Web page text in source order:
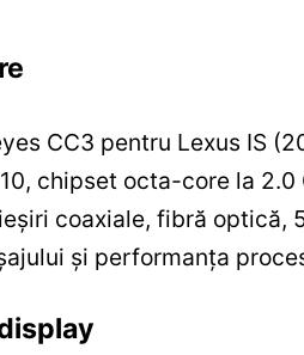
CC3 pentru Lexus IS
chipset octa-core la
coaxiale, fibră
și performanța